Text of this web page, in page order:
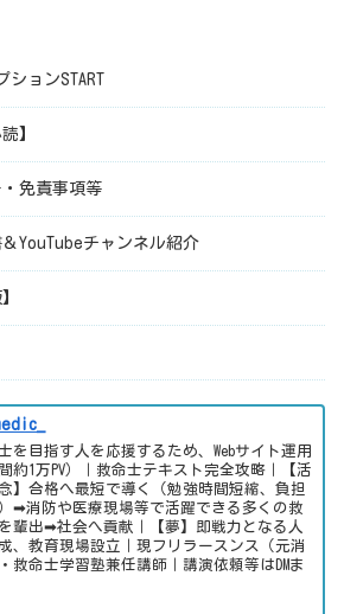
ションSTART
】
免責事項等
YouTubeチャンネル紹介
を目指す人を応援するため、Webサイト運用
間約1万PV）｜救命士テキスト完全攻略｜【活
】合格へ最短で導く（勉強時間短縮、負担
➡消防や医療現場等で活躍できる多くの救
輩出➡社会へ貢献｜【夢】即戦力となる人
、教育現場設立｜現フリラースンス（元消
救命士学習塾兼任講師｜講演依頼等はDMま